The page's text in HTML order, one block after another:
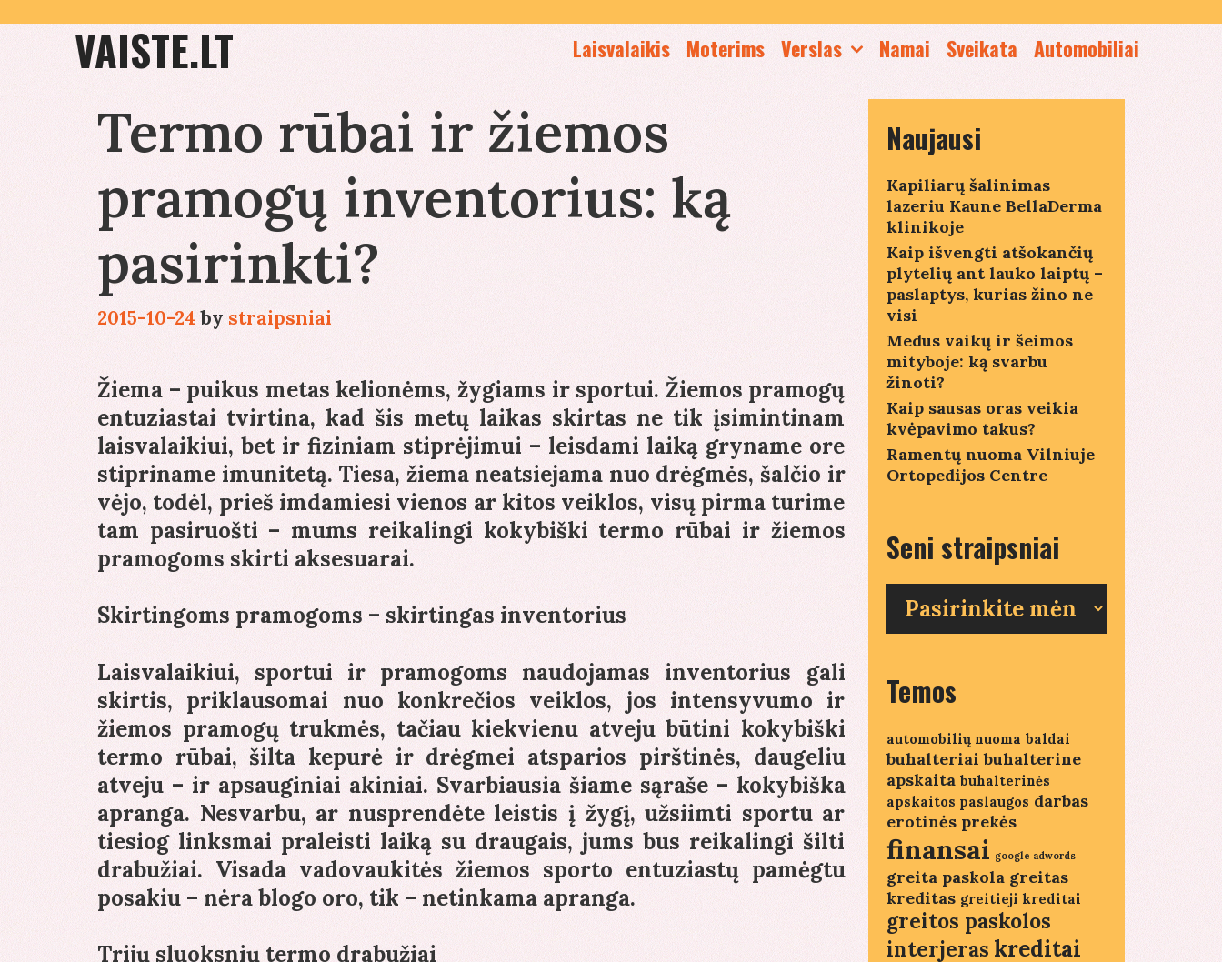
contentVAISTE.LT Laisvalaikis Moterims Verslas Namai Sveikata Automobiliai
Termo rūbai ir žiemos
pramogų inventorius: ką
pasirinkti?
2015-10-24by straipsniai
Žiema – puikus metas kelionėms, žygiams ir sportui. Žiemos pramogų
entuziastai tvirtina, kad šis metų laikas skirtas ne tik įsimintinam
laisvalaikiui, bet ir fiziniam stiprėjimui – leisdami laiką gryname ore
stipriname imunitetą. Tiesa, žiema neatsiejama nuo drėgmės, šalčio ir
vėjo, todėl, prieš imdamiesi vienos ar kitos veiklos, visų pirma turime
tam pasiruošti – mums reikalingi kokybiški termo rūbai ir žiemos
pramogoms skirti aksesuarai.
Skirtingoms pramogoms – skirtingas inventorius
Laisvalaikiui, sportui ir pramogoms naudojamas inventorius gali
skirtis, priklausomai nuo konkrečios veiklos, jos intensyvumo ir
žiemos pramogų trukmės, tačiau kiekvienu atveju būtini kokybiški
termo rūbai, šilta kepurė ir drėgmei atsparios pirštinės, daugeliu
atveju – ir apsauginiai akiniai. Svarbiausia šiame sąraše – kokybiška
apranga. Nesvarbu, ar nusprendėte leistis į žygį, užsiimti sportu ar
tiesiog linksmai praleisti laiką su draugais, jums bus reikalingi šilti
drabužiai. Visada vadovaukitės žiemos sporto entuziastų pamėgtu
posakiu – nėra blogo oro, tik – netinkama apranga.
Trijų sluoksnių termo drabužiai
Naujausi
Kapiliarų šalinimas
lazeriu Kaune BellaDerma
klinikoje
Kaip išvengti atšokančių
plytelių ant lauko laiptų –
paslaptys, kurias žino ne
visi
Medus vaikų ir šeimos
mityboje: ką svarbu
žinoti?
Kaip sausas oras veikia
kvėpavimo takus?
Ramentų nuoma Vilniuje
Ortopedijos Centre
Seni straipsniai
straipsniai
Temos
automobilių nuoma baldai
buhalteriai buhalterine
apskaita buhalterinės
apskaitos paslaugos darbas
erotinės prekės
finansai google adwords
greita paskola greitas
kreditas greitieji kreditai
greitos paskolos
interjeras kreditai